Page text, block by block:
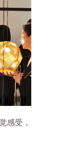
感受，